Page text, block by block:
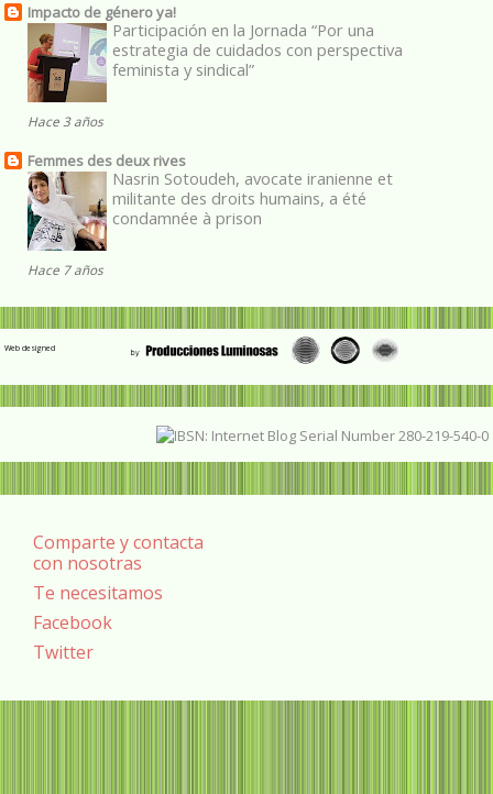
Impacto de género ya!
Participación en la Jornada “Por una
estrategia de cuidados con perspectiva
feminista y sindical”
Hace 3 años
Femmes des deux rives
Nasrin Sotoudeh, avocate iranienne et
militante des droits humains, a été
condamnée à prison
Hace 7 años
Web designed
Comparte y contacta
con nosotras
Te necesitamos
Facebook
Twitter